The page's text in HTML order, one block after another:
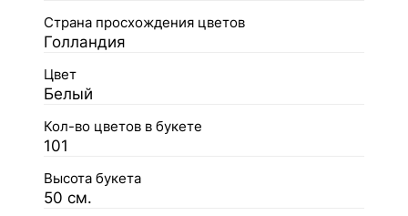
Страна просхождения цветов
Голландия
Цвет
Белый
Кол-во цветов в букете
101
Высота букета
50 см.